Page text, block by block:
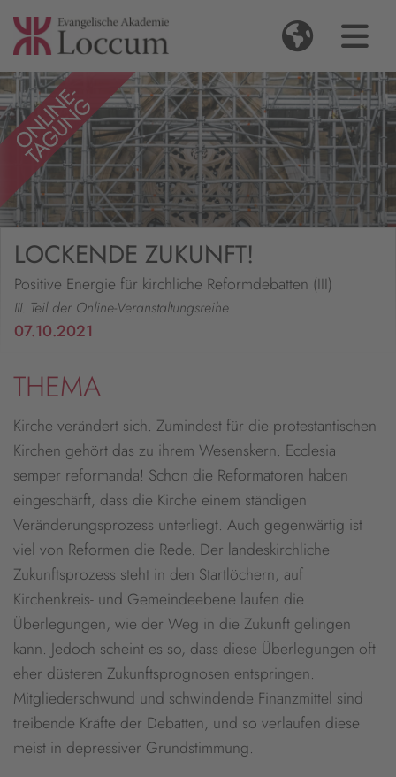
LOCKENDE ZUKUNFT!
Positive Energie für kirchliche Reformdebatten (III)
III. Teil der Online-Veranstaltungsreihe
07.10.2021
THEMA
Kirche verändert sich. Zumindest für die protestantischen
Kirchen gehört das zu ihrem Wesenskern. Ecclesia
semper reformanda! Schon die Reformatoren haben
eingeschärft, dass die Kirche einem ständigen
Veränderungsprozess unterliegt. Auch gegenwärtig ist
viel von Reformen die Rede. Der landeskirchliche
Zukunftsprozess steht in den Startlöchern, auf
Kirchenkreis- und Gemeindeebene laufen die
Überlegungen, wie der Weg in die Zukunft gelingen
kann. Jedoch scheint es so, dass diese Überlegungen oft
eher düsteren Zukunftsprognosen entspringen.
Mitgliederschwund und schwindende Finanzmittel sind
treibende Kräfte der Debatten, und so verlaufen diese
meist in depressiver Grundstimmung.